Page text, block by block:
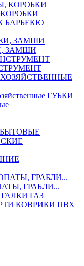
БАРБЕКЮ
ЗАМШИ
ХОЗЯЙСТВЕННЫЕ
ГУБКИ
ГРАБЛИ...
ГАЗ
КОВРИКИ ПВХ